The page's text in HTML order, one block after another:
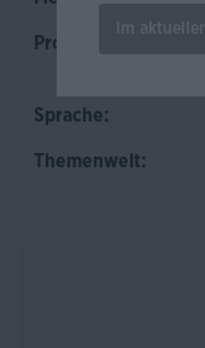
Produktkategorie:
Sprache:
Themenwelt:
Im